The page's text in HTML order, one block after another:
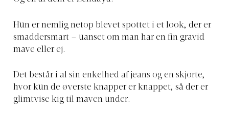
Hun er nemlig netop blevet spottet i et look, der er
smaddersmart – uanset om man har en fin gravid
mave eller ej.
Det består i al sin enkelhed af jeans og en skjorte,
hvor kun de øverste knapper er knappet, så der er
glimtvise kig til maven under.